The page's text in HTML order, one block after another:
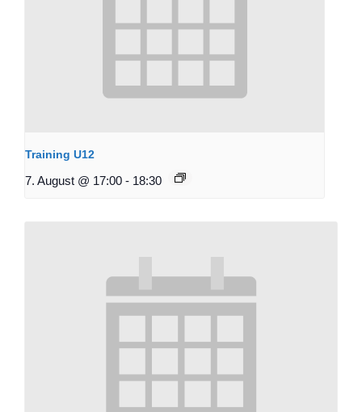
Training U12
7. August @ 17:00 - 18:30